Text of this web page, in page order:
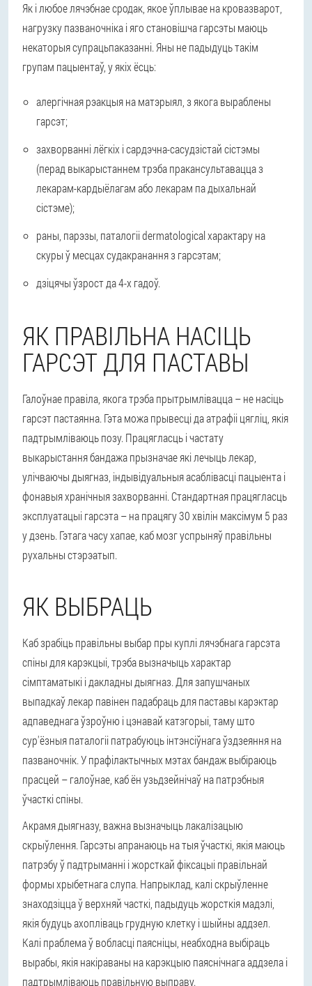
Як і любое лячэбнае сродак, якое ўплывае на кровазварот,
нагрузку пазваночніка і яго становішча гарсэты маюць
некаторыя супрацьпаказанні. Яны не падыдуць такім
групам пацыентаў, у якіх ёсць:
алергічная рэакцыя на матэрыял, з якога выраблены
гарсэт;
захворванні лёгкіх і сардэчна-сасудзістай сістэмы
(перад выкарыстаннем трэба пракансультавацца з
лекарам-кардыёлагам або лекарам па дыхальнай
сістэме);
раны, парэзы, паталогіі dermatological характару на
скуры ў месцах судакранання з гарсэтам;
дзіцячы ўзрост да 4-х гадоў.
ЯК ПРАВІЛЬНА НАСІЦЬ
ГАРСЭТ ДЛЯ ПАСТАВЫ
Галоўнае правіла, якога трэба прытрымлівацца – не насіць
гарсэт пастаянна. Гэта можа прывесці да атрафіі цягліц, якія
падтрымліваюць позу. Працягласць і частату
выкарыстання бандажа прызначае які лечыць лекар,
улічваючы дыягназ, індывідуальныя асаблівасці пацыента і
фонавыя хранічныя захворванні. Стандартная працягласць
эксплуатацыі гарсэта – на працягу 30 хвілін максімум 5 раз
у дзень. Гэтага часу хапае, каб мозг успрыняў правільны
рухальны стэрэатып.
ЯК ВЫБРАЦЬ
Каб зрабіць правільны выбар пры куплі лячэбнага гарсэта
спіны для карэкцыі, трэба вызначыць характар
сімптаматыкі і дакладны дыягназ. Для запушчаных
выпадкаў лекар павінен падабраць для паставы карэктар
адпаведнага ўзроўню і цэнавай катэгорыі, таму што
сур'ёзныя паталогіі патрабуюць інтэнсіўнага ўздзеяння на
пазваночнік. У прафілактычных мэтах бандаж выбіраюць
прасцей – галоўнае, каб ён узьдзейнічаў на патрэбныя
ўчасткі спіны.
Акрамя дыягназу, важна вызначыць лакалізацыю
скрыўлення. Гарсэты апранаюць на тыя ўчасткі, якія маюць
патрэбу ў падтрыманні і жорсткай фіксацыі правільнай
формы хрыбетнага слупа. Напрыклад, калі скрыўленне
знаходзіцца ў верхняй часткі, падыдуць жорсткія мадэлі,
якія будуць ахопліваць грудную клетку і шыйны аддзел.
Калі праблема ў вобласці паясніцы, неабходна выбіраць
вырабы, якія накіраваны на карэкцыю паяснічнага аддзела і
падтрымліваюць правільную выправу.